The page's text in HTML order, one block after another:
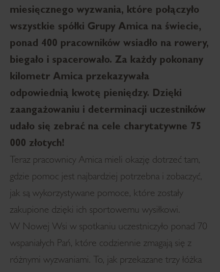
miesięcznego wyzwania, które połączyło
wszystkie spółki Grupy Amica na świecie,
ponad 400 pracowników wsiadło na rowery,
biegało i spacerowało. Za każdy pokonany
kilometr Amica przekazywała
odpowiednią kwotę pieniędzy. Dzięki
zaangażowaniu i determinacji uczestników
udało się zebrać na cele charytatywne 75
000 złotych!
Teraz pracownicy Amica mieli okazję dotrzeć tam,
gdzie pomoc jest najbardziej potrzebna i zobaczyć,
jak są wykorzystywane pomoce, które zostały
zakupione dzięki ich sportowemu wysiłkowi.
W Nowej Wsi w spotkaniu uczestniczyło ponad 70
wspaniałych Pań, które codziennie zmagają się z
różnymi wyzwaniami. To, jak przekazane trzy łóżka